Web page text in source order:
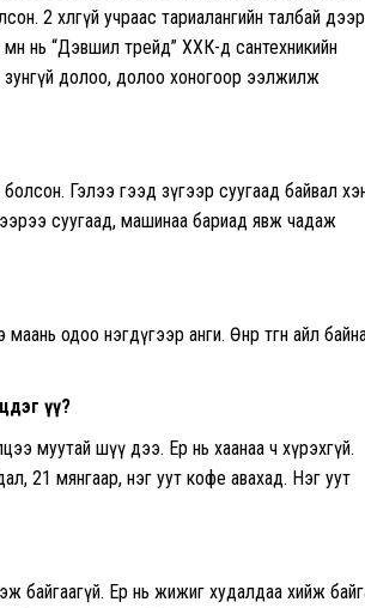
2 хөлгүй учраас тариалангийн талбай дээр
өмнө нь “Дэвшил трейд” ХХК-д сантехникийн
зунгүй долоо, долоо хоногоор ээлжилж
Гэлээ гээд зүгээр суугаад байвал
суугаад, машинаа бариад явж чадаж
одоо нэгдүгээр анги. Өнөр өтгөн айл
үү?
муутай шүү дээ. Ер нь хаанаа ч хүрэхгүй.
21 мянгаар, нэг уут кофе авахад. Нэг уут
байгаагүй. Ер нь жижиг худалдаа хийж